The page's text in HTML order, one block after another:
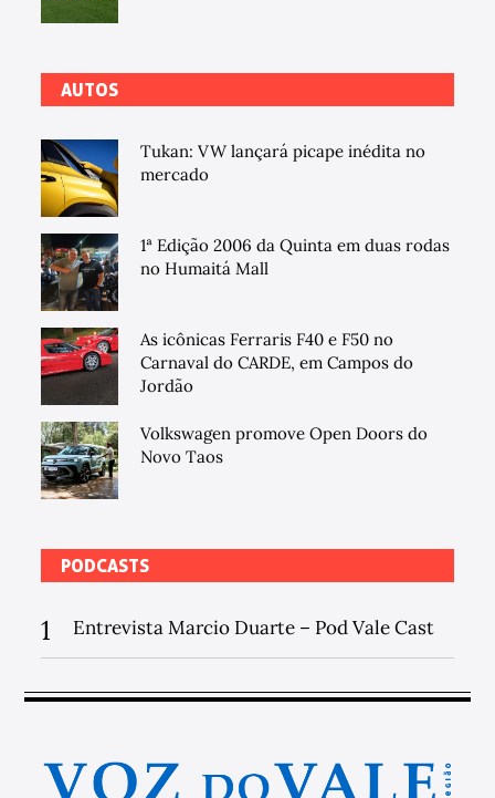
AUTOS
Tukan: VW lançará picape inédita no
mercado
1ª Edição 2006 da Quinta em duas rodas
no Humaitá Mall
As icônicas Ferraris F40 e F50 no
Carnaval do CARDE, em Campos do
Jordão
Volkswagen promove Open Doors do
Novo Taos
PODCASTS
1 Entrevista Marcio Duarte – Pod Vale Cast